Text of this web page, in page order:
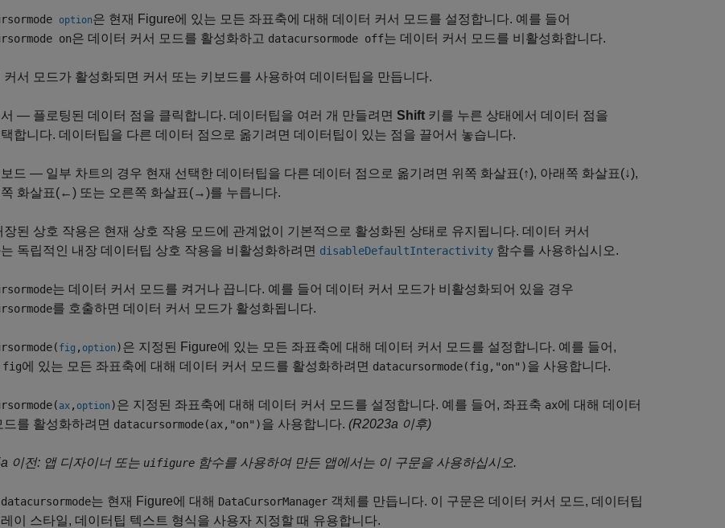
option은 현재 Figure에 있는 모든 좌표축에 대해 데이터 커서 모드를 설정합니다. 예를 들어
on은 데이터 커서 모드를 활성화하고 datacursormode off는 데이터 커서 모드를 비활성화합니다.
커서 모드가 활성화되면 커서 또는 키보드를 사용하여 데이터팁을 만듭니다.
— 플로팅된 데이터 점을 클릭합니다. 데이터팁을 여러 개 만들려면 Shift 키를 누른 상태에서 데이터 점을
합니다. 데이터팁을 다른 데이터 점으로 옮기려면 데이터팁이 있는 점을 끌어서 놓습니다.
드 — 일부 차트의 경우 현재 선택한 데이터팁을 다른 데이터 점으로 옮기려면 위쪽 화살표(↑), 아래쪽 화살표(↓),
화살표(←) 또는 오른쪽 화살표(→)를 누릅니다.
장된 상호 작용은 현재 상호 작용 모드에 관계없이 기본적으로 활성화된 상태로 유지됩니다. 데이터 커서
독립적인 내장 데이터팁 상호 작용을 비활성화하려면 disableDefaultInteractivity 함수를 사용하십시오.
는 데이터 커서 모드를 켜거나 끕니다. 예를 들어 데이터 커서 모드가 비활성화되어 있을 경우
를 호출하면 데이터 커서 모드가 활성화됩니다.
fig , option )은 지정된 Figure에 있는 모든 좌표축에 대해 데이터 커서 모드를 설정합니다. 예를 들어,
fig에 있는 모든 좌표축에 대해 데이터 커서 모드를 활성화하려면 datacursormode(fig,"on")을 사용합니다.
ax , option )은 지정된 좌표축에 대해 데이터 커서 모드를 설정합니다. 예를 들어, 좌표축 ax에 대해 데이터
드를 활성화하려면 datacursormode(ax,"on")을 사용합니다. (R2023a 이후)
이전: 앱 디자이너 또는 uifigure 함수를 사용하여 만든 앱에서는 이 구문을 사용하십시오.
는 현재 Figure에 대해 DataCursorManager 객체를 만듭니다. 이 구문은 데이터 커서 모드, 데이터팁
이 스타일, 데이터팁 텍스트 형식을 사용자 지정할 때 유용합니다.